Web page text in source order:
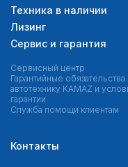
Техника в наличии
Лизинг
Сервис и гарантия
Сервисный центр
Гарантийные обязательства
автотехнику KAMAZ и
гарантии
Служба помощи клиентам
Контакты